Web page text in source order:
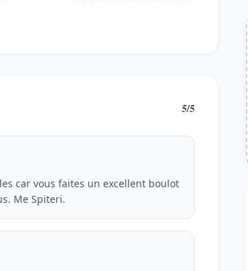
5/5
car vous faites un excellent boulot
Me Spiteri.